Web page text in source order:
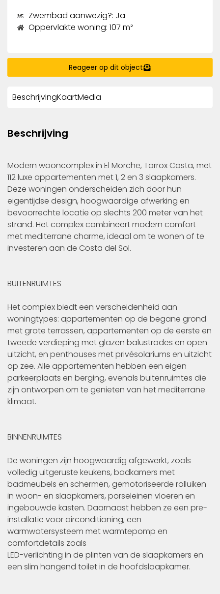
Zwembad aanwezig?: Ja
Oppervlakte woning: 107 m²
Reageer op dit object
BeschrijvingKaartMedia
Beschrijving
Modern wooncomplex in El Morche, Torrox Costa, met
112 luxe appartementen met 1, 2 en 3 slaapkamers.
Deze woningen onderscheiden zich door hun
eigentijdse design, hoogwaardige afwerking en
bevoorrechte locatie op slechts 200 meter van het
strand. Het complex combineert modern comfort
met mediterrane charme, ideaal om te wonen of te
investeren aan de Costa del Sol.
BUITENRUIMTES
Het complex biedt een verscheidenheid aan
woningtypes: appartementen op de begane grond
met grote terrassen, appartementen op de eerste en
tweede verdieping met glazen balustrades en open
uitzicht, en penthouses met privésolariums en uitzicht
op zee. Alle appartementen hebben een eigen
parkeerplaats en berging, evenals buitenruimtes die
zijn ontworpen om te genieten van het mediterrane
klimaat.
BINNENRUIMTES
De woningen zijn hoogwaardig afgewerkt, zoals
volledig uitgeruste keukens, badkamers met
badmeubels en schermen, gemotoriseerde rolluiken
in woon- en slaapkamers, porseleinen vloeren en
ingebouwde kasten. Daarnaast hebben ze een pre-
installatie voor airconditioning, een
warmwatersysteem met warmtepomp en
comfortdetails zoals
LED-verlichting in de plinten van de slaapkamers en
een slim hangend toilet in de hoofdslaapkamer.